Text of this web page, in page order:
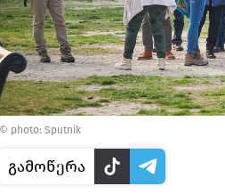
© photo: Sputnik
გამოწერა